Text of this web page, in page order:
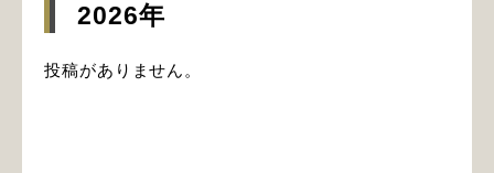
2026年
投稿がありません。